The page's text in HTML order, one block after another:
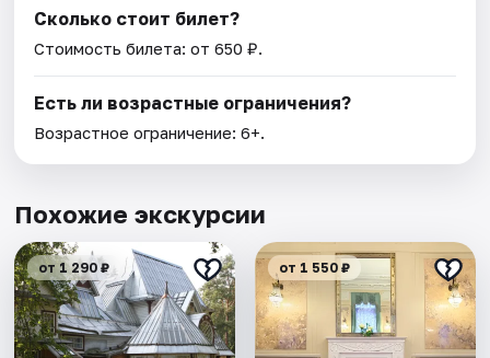
Сколько стоит билет?
Стоимость билета: от 650 ₽.
Есть ли возрастные ограничения?
Возрастное ограничение: 6+.
Похожие экскурсии
от 1 290 ₽ от 1 550 ₽